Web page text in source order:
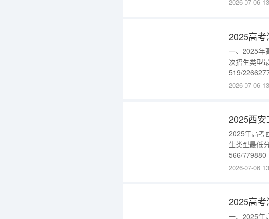
2026-07-06
一、2025年
次招生类型
519/
物理类年份
2026-07-06
2025西安
2025年高考
生类型最低
566/779880
物理类年份
2026-07-06
一、2025年